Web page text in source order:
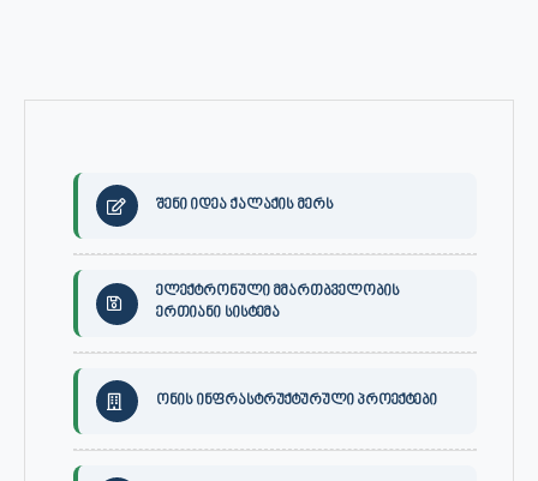
შენი იდეა ქალაქის მერს
ელექტრონული მმართბველობის
ერთიანი სისტემა
ონის ინფრასტრუქტურული პროექტები